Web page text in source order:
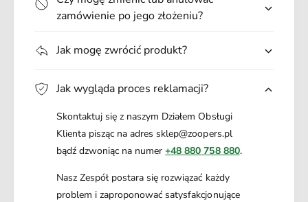
zamówienie po jego złożeniu?
Jak mogę zwrócić produkt?
Jak wygląda proces reklamacji?
Skontaktuj się z naszym Działem Obsługi
Klienta pisząc na adres sklep@zoopers.pl
bądź dzwoniąc na numer+48 880 758 880.
Nasz Zespół postara się rozwiązać każdy
problem i zaproponować satysfakcjonujące